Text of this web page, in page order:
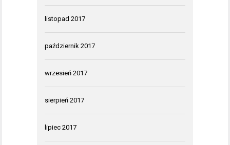
listopad 2017
październik 2017
wrzesień 2017
sierpień 2017
lipiec 2017